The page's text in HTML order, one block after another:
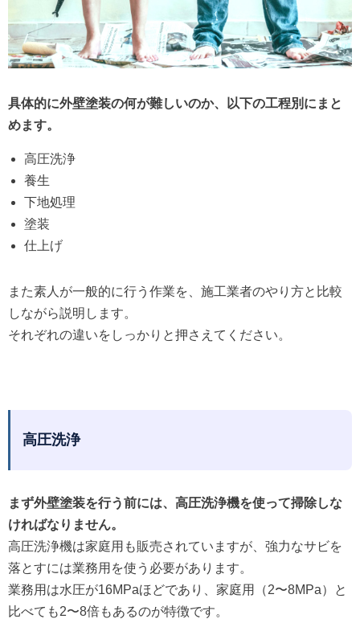
具体的に外壁塗装の何が難しいのか、以下の工程別にまと
めます。
高圧洗浄
養生
下地処理
塗装
仕上げ
また素人が一般的に行う作業を、施工業者のやり方と比較
しながら説明します。
それぞれの違いをしっかりと押さえてください。
高圧洗浄
まず外壁塗装を行う前には、高圧洗浄機を使って掃除しな
ければなりません。
高圧洗浄機は家庭用も販売されていますが、強力なサビを
落とすには業務用を使う必要があります。
業務用は水圧が16MPaほどであり、家庭用（2〜8MPa）と
比べても2〜8倍もあるのが特徴です。